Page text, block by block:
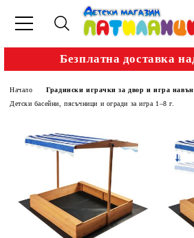
Безплатна доставка
Начало
Градински играчки за двор и игра навън
Детски басейни, пясъчници и огради за игра 1–8 г.